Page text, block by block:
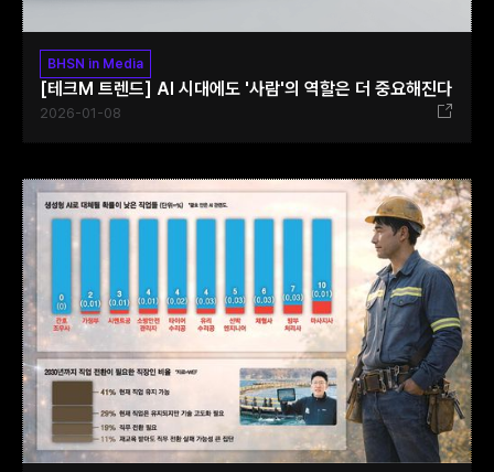
BHSN in Media
[테크M 트렌드] AI 시대에도 '사람'의 역할은 더 중요해진다
2026-01-08